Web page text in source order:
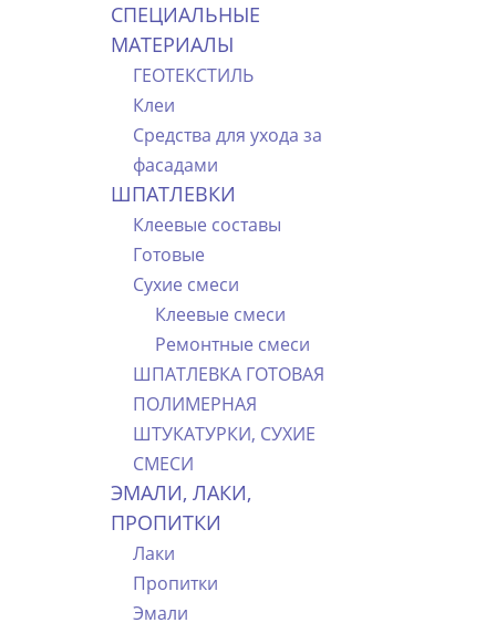
СПЕЦИАЛЬНЫЕ
МАТЕРИАЛЫ
ГЕОТЕКСТИЛЬ
Клеи
Средства для ухода за
фасадами
ШПАТЛЕВКИ
Клеевые составы
Готовые
Сухие смеси
Клеевые смеси
Ремонтные смеси
ШПАТЛЕВКА ГОТОВАЯ
ПОЛИМЕРНАЯ
ШТУКАТУРКИ, СУХИЕ
СМЕСИ
ЭМАЛИ, ЛАКИ,
ПРОПИТКИ
Лаки
Пропитки
Эмали